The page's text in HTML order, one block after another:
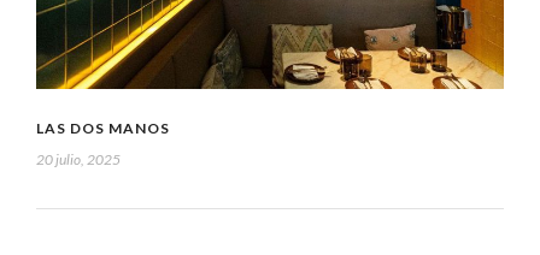
LAS DOS MANOS
20 julio, 2025